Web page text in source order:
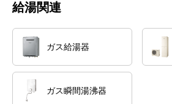
給湯関連
ガス給湯器
ガス瞬間湯沸器